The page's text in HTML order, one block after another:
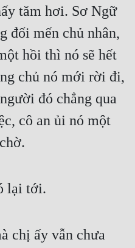
tăm hơi. Sơ Ngữ
đối mến chủ nhân,
hồi thì nó sẽ hết
chủ nó mới rời đi,
đó chẳng qua
cô an ủi nó một
lại tới.
chị ấy vẫn chưa